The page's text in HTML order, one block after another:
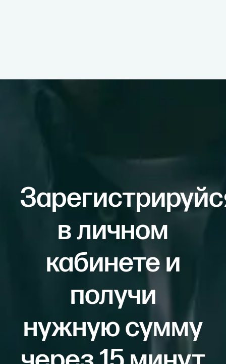
в личном
кабинете и
получи
нужную сумму